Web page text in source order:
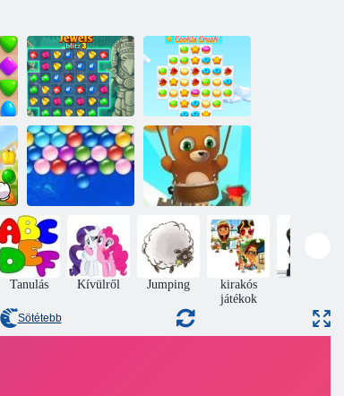
Jewels Blitz 3 Cookie Crush 3
Végtelen
Bubbles
Bubble Shooter
Végtelen
Tanulás Kívülről Jumping
kirakós
játékok
Sötétebb